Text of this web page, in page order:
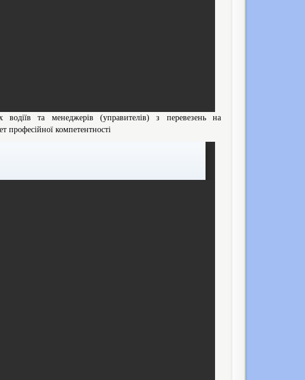
водіїв та менеджерів (управителів) з перевезень на
професійної компетентності